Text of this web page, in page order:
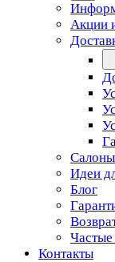
Акции
Салоны
Идеи
Блог
Контакты